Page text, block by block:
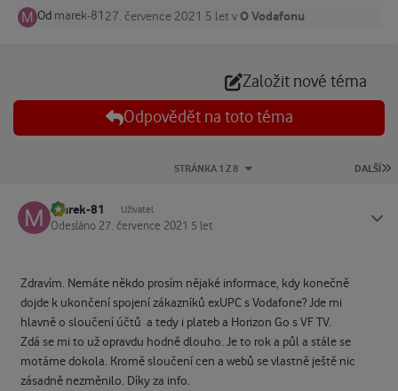
Od marek-81 27. července 2021 5 let v O Vodafonu
Založit nové téma
Odpovědět na toto téma
DALŠÍ
STRÁNKA 1 Z 8
marek-81 Uživatel
Odesláno 27. července 2021 5 let
Zdravím. Nemáte někdo prosím nějaké informace, kdy konečně
dojde k ukončení spojení zákazníků exUPC s Vodafone? Jde mi
hlavně o sloučení účtů a tedy i plateb a Horizon Go s VF TV.
Zdá se mi to už opravdu hodně dlouho. Je to rok a půl a stále se
motáme dokola. Kromě sloučení cen a webů se vlastně ještě nic
zásadně nezměnilo. Díky za info.